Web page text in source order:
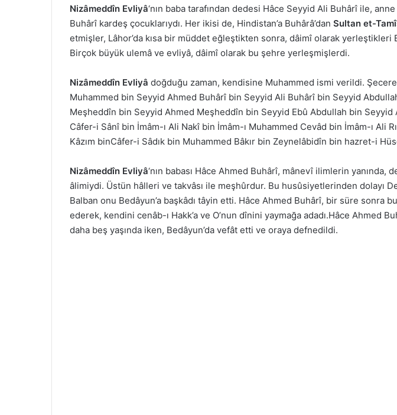
Nizâmeddîn Evliyâ‘nın baba tarafından dedesi Hâce Seyyid Ali Buhârî ile,
Buhârî kardeş çocuklarıydı. Her ikisi de, Hindistan’a Buhârâ’dan Sultan et-
etmişler, Lâhor’da kısa bir müddet eğleştikten sonra, dâimî olarak yerleştikleri
Birçok büyük ulemâ ve evliyâ, dâimî olarak bu şehre yerleşmişlerdi.
Nizâmeddîn Evliyâ doğduğu zaman, kendisine Muhammed ismi verildi.
Muhammed bin Seyyid Ahmed Buhârî bin Seyyid Ali Buhârî bin Seyyid
Meşheddîn bin Seyyid Ahmed Meşheddîn bin Seyyid Ebû Abdullah bin Seyyid
Câfer-i Sânî bin İmâm-ı Ali Nakî bin İmâm-ı Muhammed Cevâd bin İmâm-ı Ali
Kâzım binCâfer-i Sâdık bin Muhammed Bâkır bin Zeynelâbidîn bin hazret-i
Nizâmeddîn Evliyâ‘nın babası Hâce Ahmed Buhârî, mânevî ilimlerin yanında,
âlimiydi. Üstün hâlleri ve takvâsı ile meşhûrdur. Bu husûsiyetlerinden dolayı
Balban onu Bedâyun’a başkâdı tâyin etti. Hâce Ahmed Buhârî, bir süre sonra
ederek, kendini cenâb-ı Hakk’a ve O’nun dînini yaymağa adadı.Hâce Ahmed
daha beş yaşında iken, Bedâyun’da vefât etti ve oraya defnedildi.